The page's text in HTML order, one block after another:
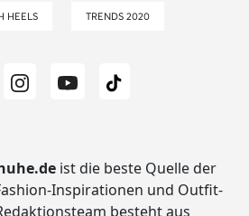
HEELS TRENDS 2020
ist die beste Quelle der
Inspirationen und Outfit-
besteht aus